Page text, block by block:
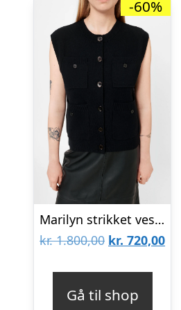
-60%
Marilyn strikket vest – sort
kr.1.800,00 Den
var:
kr. 720,00Den
Gå til shop